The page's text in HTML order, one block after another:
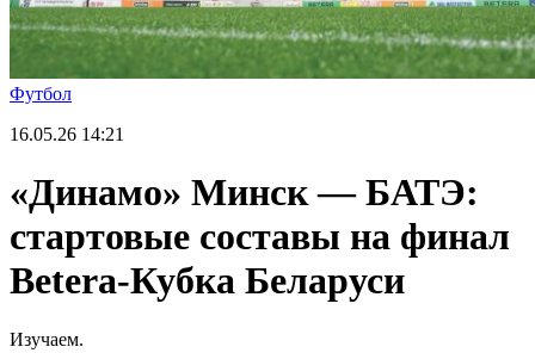
Футбол
16.05.26 14:21
«Динамо» Минск — БАТЭ:
стартовые составы на финал
Betera-Кубка Беларуси
Изучаем.